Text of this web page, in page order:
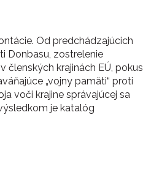
Od predchádzajúcich
Donbasu, zostrelenie
členských krajinách EÚ, pokus
„vojny pamäti“ proti
voči krajine správajúcej sa
je katalóg